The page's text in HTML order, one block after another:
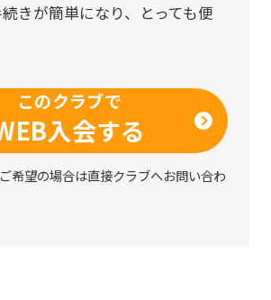
きが簡単になり、とっても便
このクラブで
入会する
希望の場合は直接クラブへお問い合わ
version
this
website
will
be